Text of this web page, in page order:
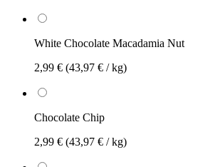
White Chocolate Macadamia Nut
2,99 € (43,97 € / kg)
Chocolate Chip
2,99 € (43,97 € / kg)